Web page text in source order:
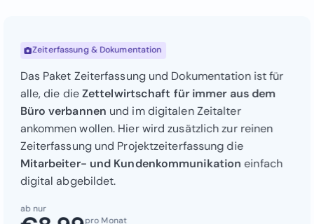
Zeiterfassung & Dokumentation
Das Paket Zeiterfassung und Dokumentation ist für
alle, die dieZettelwirtschaft für immer aus dem
Büro verbannen und im digitalen Zeitalter
ankommen wollen. Hier wird zusätzlich zur reinen
Zeiterfassung und Projektzeiterfassung die
Mitarbeiter- und Kundenkommunikationeinfach
digital abgebildet.
ab nur
pro Monat